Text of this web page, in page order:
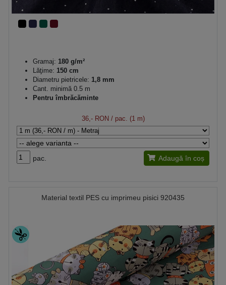
Gramaj: 180 g/m²
Lăţime: 150 cm
Diametru pietricele: 1,8 mm
Cant. minimă 0.5 m
Pentru îmbrăcăminte
36,- RON/ pac. (1 m)
pac. Adaugă în coș
Material textil PES cu imprimeu pisici 920435